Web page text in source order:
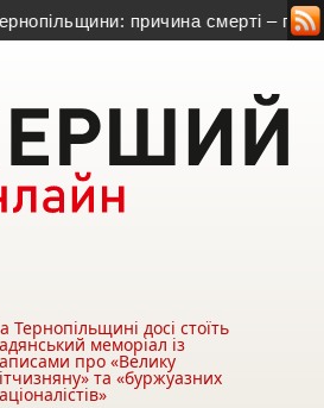
причина смерті – гостра
Тернопільщині досі стоїть
меморіал із
про «Велику
та «буржуазних